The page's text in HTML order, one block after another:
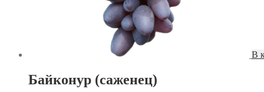
В
Байконур (саженец)